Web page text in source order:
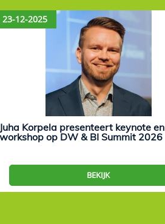
23-12-2025
Juha Korpela presenteert keynote en
workshop op DW & BI Summit 2026
BEKIJK